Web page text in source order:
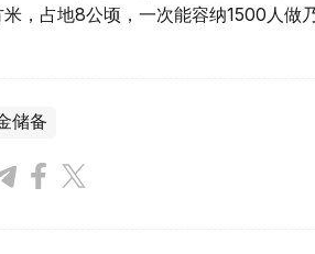
，占地8公顷，一次能容纳1500人做
储备